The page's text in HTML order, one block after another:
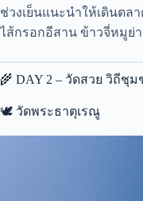
ช่วงเย็นแนะนำให้เดินต
ไส้กรอกอีสาน ข้าวจี่หมูย่
🌾 DAY 2 – วัดสวย วิถีชุ
🕊 วัดพระธาตุเรณู